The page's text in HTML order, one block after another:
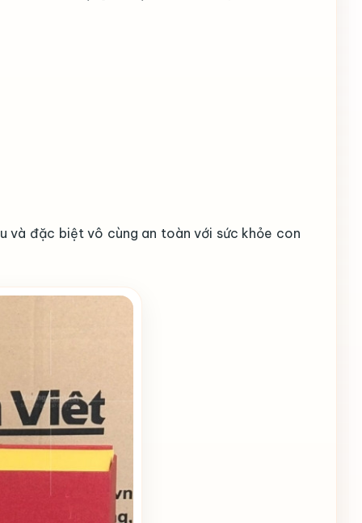
và đặc biệt vô cùng an toàn với sức khỏe con